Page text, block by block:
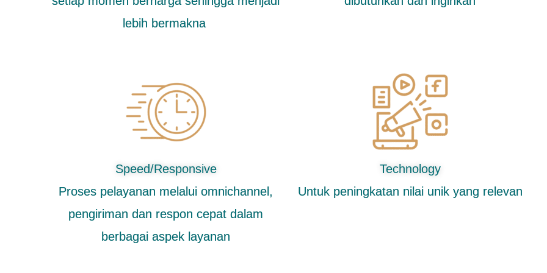
lebih bermakna
Speed/Responsive
Proses pelayanan melalui omnichannel,
pengiriman dan respon cepat dalam
berbagai aspek layanan
Technology
Untuk peningkatan nilai unik yang relevan